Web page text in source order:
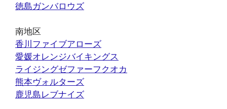
徳島ガンバロウズ
南地区
香川ファイブアローズ
愛媛オレンジバイキングス
ライジングゼファーフクオカ
熊本ヴォルターズ
鹿児島レブナイズ